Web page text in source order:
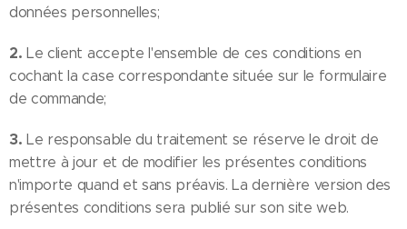
données personnelles;
2. Le client accepte l'ensemble de ces conditions en
cochant la case correspondante située sur le formulaire
de commande;
3. Le responsable du traitement se réserve le droit de
mettre à jour et de modifier les présentes conditions
n'importe quand et sans préavis. La dernière version des
présentes conditions sera publié sur son site web.